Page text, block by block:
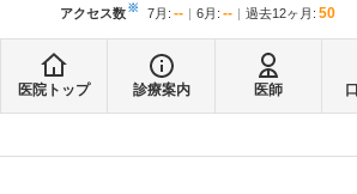
アクセス数※ 7月 : -- 6月 : -- 過去12ヶ月: 50
医院トップ 診療案内 医師